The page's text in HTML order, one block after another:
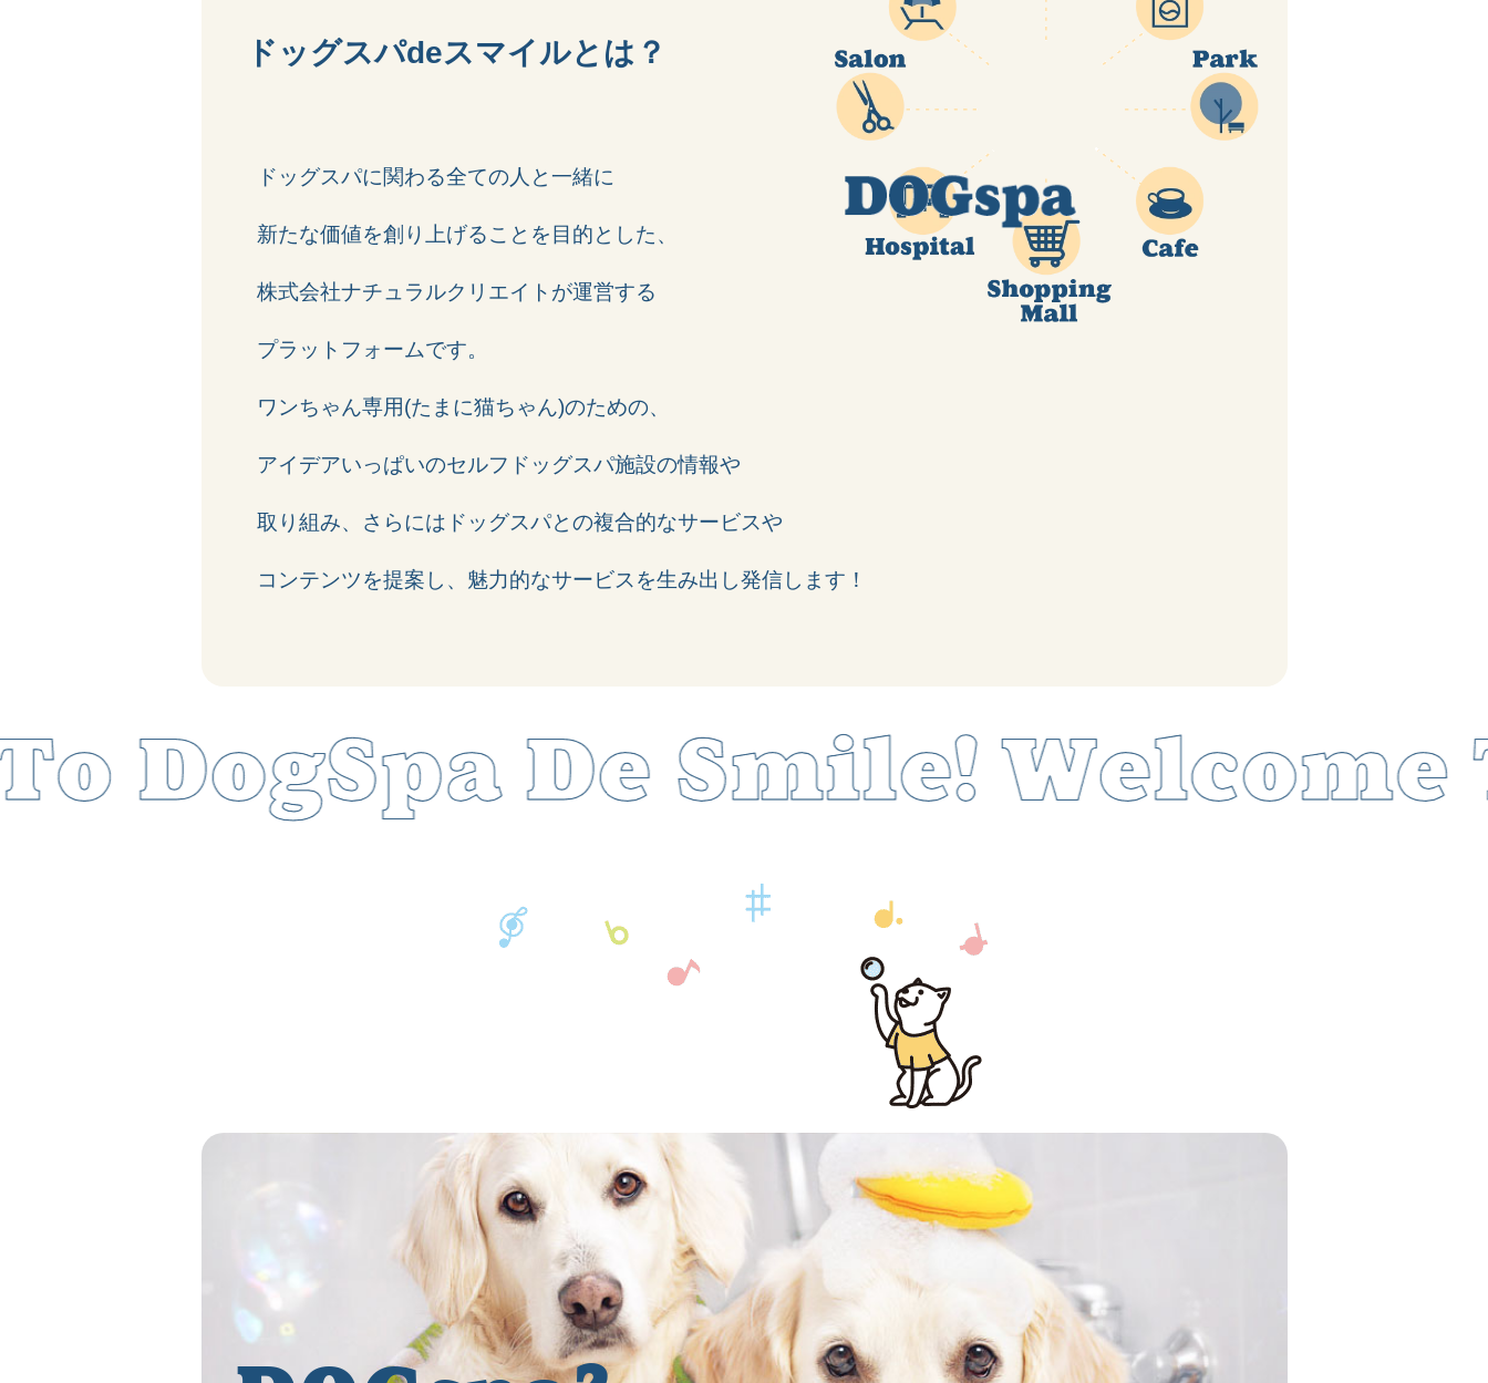
ドッグスパdeスマイルとは？
ドッグスパに関わる全ての人と一緒に
新たな価値を創り上げることを目的とした、
株式会社ナチュラルクリエイトが運営する
プラットフォームです。
ワンちゃん専用(たまに猫ちゃん)のための、
アイデアいっぱいのセルフドッグスパ施設の情報や
取り組み、さらにはドッグスパとの複合的なサービスや
コンテンツを提案し、魅力的なサービスを生み出し発信します！